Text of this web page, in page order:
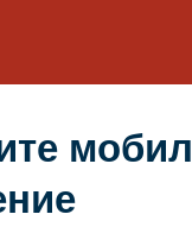
мобильное